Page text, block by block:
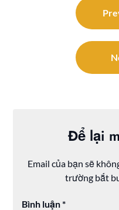
Để lại
Email của bạn sẽ
trường bắt
Bình luận*